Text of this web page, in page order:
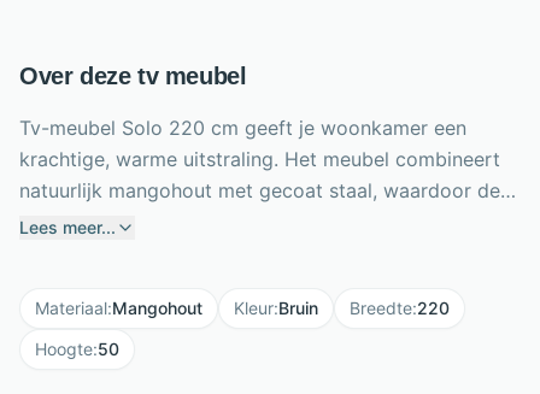
Over deze tv meubel
Tv-meubel Solo 220 cm geeft je woonkamer een
krachtige, warme uitstraling. Het meubel combineert
natuurlijk mangohout met gecoat staal, waardoor de
bruine houtkleur en zwarte accenten mooi
volop ruimte voor een grote televisie, apparatuur en
woonaccessoires. Achter de 4 deuren berg je spullen
Lees meer...
Materiaal:Mangohout Kleur:Bruin Breedte:220
Hoogte:50